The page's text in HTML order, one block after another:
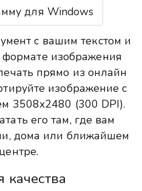
для Windows
с вашим текстом и
изображения
прямо из онлайн
изображение с
3508x2480 (300 DPI).
его там, где вам
дома или ближайшем
качества